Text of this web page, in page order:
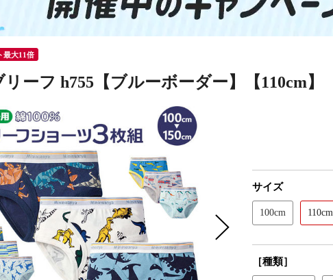
最大11倍
ーフ h755【ブルーボーダー】【110cm】
サイズ
100cm 110cm
［種類］